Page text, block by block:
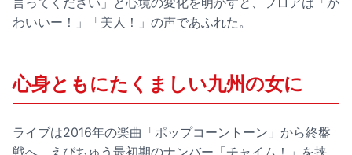
わいいー！」「美人！」の声であふれた。
心身ともにたくましい九州の女に
ライブは2016年の楽曲「ポップコーントーン」から終盤